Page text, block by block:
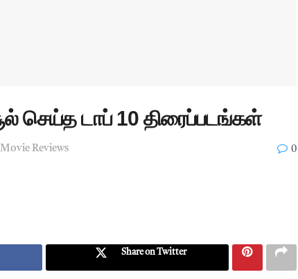
செய்த டாப் 10 திரைப்படங்கள்
Movie Reviews 0
Share on Twitter